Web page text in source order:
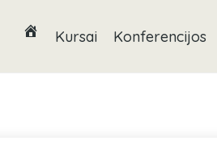
Kursai Konferencijos